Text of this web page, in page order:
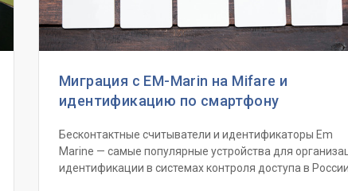
Миграция с EM-Marin на Mifare и
идентификацию по смартфону
Бесконтактные считыватели и идентификаторы Em
Marine — самые популярные устройства для
идентификации в системах контроля доступа в